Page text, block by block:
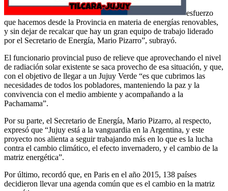
esfuerzo
que hacemos desde la Provincia en materia de energías renovables,
y sin dejar de recalcar que hay un gran equipo de trabajo liderado
por el Secretario de Energía, Mario Pizarro”, subrayó.
El funcionario provincial puso de relieve que aprovechando el nivel
de radiación solar existente se saca provecho de esa situación, y que,
con el objetivo de llegar a un Jujuy Verde “es que cubrimos las
necesidades de todos los pobladores, manteniendo la paz y la
convivencia con el medio ambiente y acompañando a la
Pachamama”.
Por su parte, el Secretario de Energía, Mario Pizarro, al respecto,
expresó que “Jujuy está a la vanguardia en la Argentina, y este
proyecto nos alienta a seguir trabajando más en lo que es la lucha
contra el cambio climático, el efecto invernadero, y el cambio de la
matriz energética”.
Por último, recordó que, en Paris en el año 2015, 138 países
decidieron llevar una agenda común que es el cambio en la matriz